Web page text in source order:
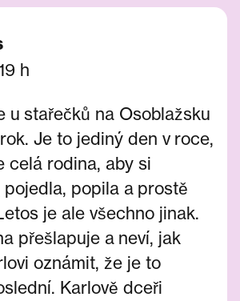
h
u stařečků na Osoblažsku
Je to jediný den v roce,
celá rodina, aby si
pojedla, popila a prostě
je ale všechno jinak.
přešlapuje a neví, jak
oznámit, že je to
Karlově dceři